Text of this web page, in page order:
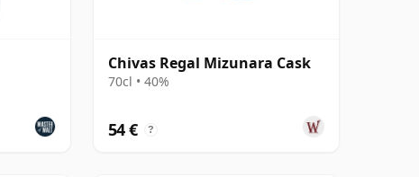
Chivas Regal Mizunara Cask
70cl • 40%
54 € ?